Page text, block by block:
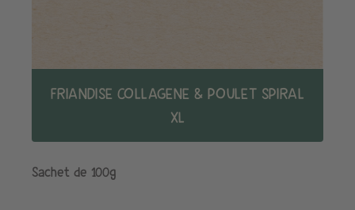
FRIANDISE COLLAGENE & POULET SPIRAL
XL
Sachet de 100g